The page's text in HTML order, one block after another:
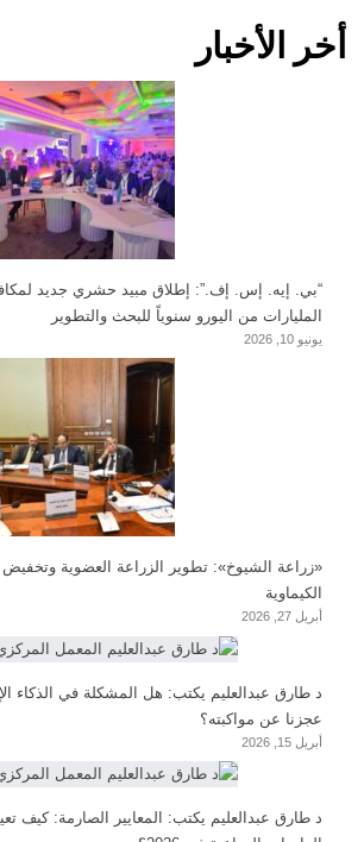
أخر الأخبار
“بي. إيه. إس. إف.”: إطلاق مبيد حشري جديد
المليارات من اليورو سنوياً للبحث والتطوير
يونيو 10, 2026
«زراعة الشيوخ»: تطوير الزراعة العضوية وتخفيض
الكيماوية
أبريل 27, 2026
د طارق عبدالعليم يكتب: هل المشكلة في الذكاء
عجزنا عن مواكبته؟
أبريل 15, 2026
د طارق عبدالعليم يكتب: المعايير الصارمة: كيف